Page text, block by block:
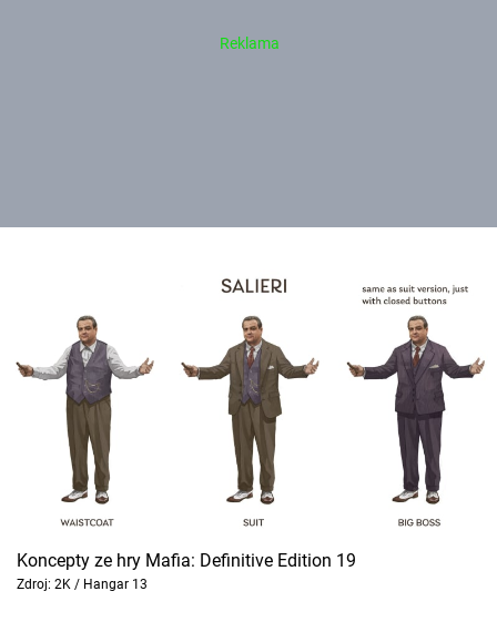
Koncepty ze hry Mafia: Definitive Edition 19
Zdroj: 2K / Hangar 13